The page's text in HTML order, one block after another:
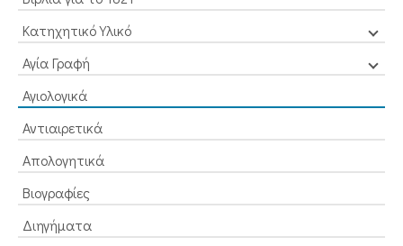
Κατηχητικό Υλικό
Αγία Γραφή
Αγιολογικά
Αντιαιρετικά
Απολογητικά
Βιογραφίες
Διηγήματα